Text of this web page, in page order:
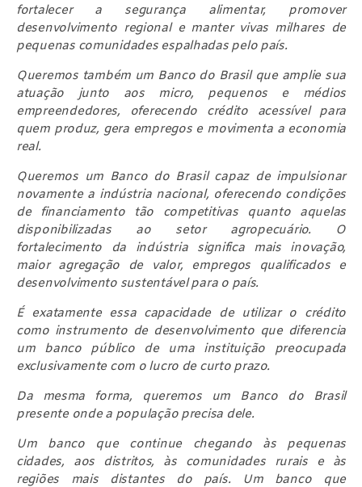
fortalecer a segurança alimentar, promover
desenvolvimento regional e manter vivas milhares de
pequenas comunidades espalhadas pelo país.
Queremos também um Banco do Brasil que amplie sua
atuação junto aos micro, pequenos e médios
empreendedores, oferecendo crédito acessível para
quem produz, gera empregos e movimenta a economia
real.
Queremos um Banco do Brasil capaz de impulsionar
novamente a indústria nacional, oferecendo condições
de financiamento tão competitivas quanto aquelas
disponibilizadas ao setor agropecuário. O
fortalecimento da indústria significa mais inovação,
maior agregação de valor, empregos qualificados e
desenvolvimento sustentável para o país.
É exatamente essa capacidade de utilizar o crédito
como instrumento de desenvolvimento que diferencia
um banco público de uma instituição preocupada
exclusivamente com o lucro de curto prazo.
Da mesma forma, queremos um Banco do Brasil
presente onde a população precisa dele.
Um banco que continue chegando às pequenas
cidades, aos distritos, às comunidades rurais e às
regiões mais distantes do país. Um banco que